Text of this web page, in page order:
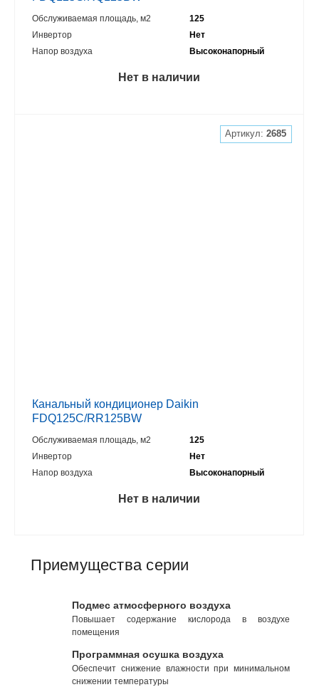
Обслуживаемая площадь, м2
125
Инвертор
Нет
Напор воздуха
Высоконапорный
Нет в наличии
Артикул:2685
Канальный кондиционер Daikin
FDQ125C/RR125BW
Обслуживаемая площадь, м2
125
Инвертор
Нет
Напор воздуха
Высоконапорный
Нет в наличии
Приемущества серии
Подмес атмосферного воздуха
Повышает содержание кислорода в воздухе
помещения
Программная осушка воздуха
Обеспечит снижение влажности при минимальном
снижении температуры